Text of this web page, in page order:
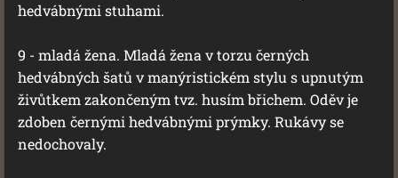
hedvábnými stuhami.
9 - mladá žena. Mladá žena v torzu černých
hedvábných šatů v manýristickém stylu s upnutým
živůtkem zakončeným tvz. husím břichem. Oděv je
zdoben černými hedvábnými prýmky. Rukávy se
nedochovaly.